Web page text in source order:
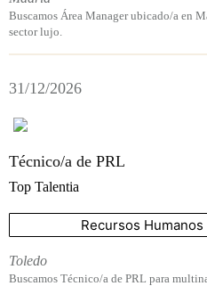
Buscamos Área Manager ubicado/a en
sector lujo.
31/12/2026
Técnico/a de PRL
Top Talentia
Recursos Humanos
Toledo
Buscamos Técnico/a de PRL para